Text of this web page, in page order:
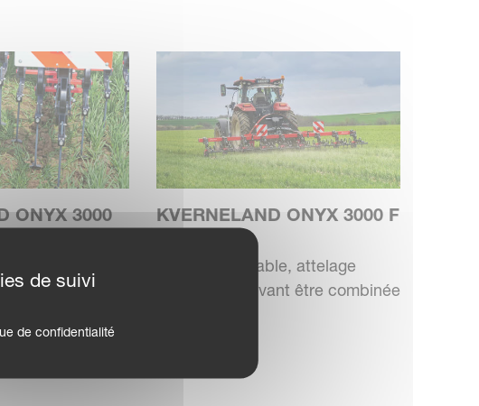
est
ONYX 3000
l'interface
KVERNELAND ONYX 3000 F
Bineuse repliable, attelage
compact, pouvant être combinée
de suivi
de confidentialité